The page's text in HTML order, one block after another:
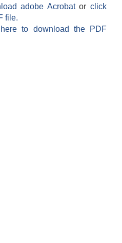
adobe Acrobatorclick
file.
to download the PDF